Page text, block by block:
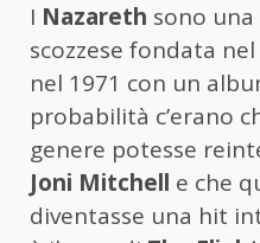
I Nazareth sono
scozzese fondata
nel 1971 con un
probabilità c’erano
genere potesse
Joni Mitchell e che
diventasse una hit